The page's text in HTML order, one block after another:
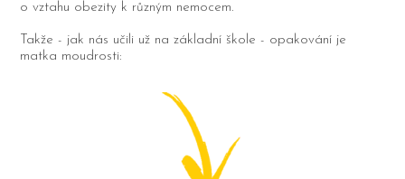
o vztahu obezity k různým nemocem.
Takže - jak nás učili už na základní škole - opakování je
matka moudrosti: